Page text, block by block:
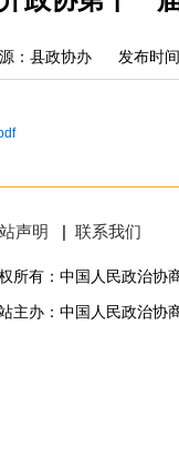
源：县政协办 发布
声明 | 联系我们
所有：中国人民政治协
主办：中国人民政治协